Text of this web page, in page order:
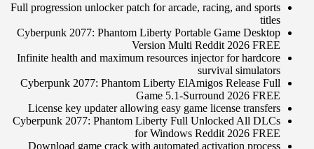
Full progression unlocker patch for arcade, racing, and sports
titles
Cyberpunk 2077: Phantom Liberty Portable Game Desktop
Version Multi Reddit 2026 FREE
Infinite health and maximum resources injector for hardcore
survival simulators
Cyberpunk 2077: Phantom Liberty ElAmigos Release Full
Game 5.1-Surround 2026 FREE
License key updater allowing easy game license transfers
Cyberpunk 2077: Phantom Liberty Full Unlocked All DLCs
for Windows Reddit 2026 FREE
Download game crack with automated activation process